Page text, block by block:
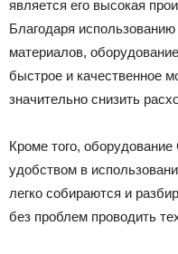
является его высокая
Благодаря
материалов,
быстрое и качественное
значительно снизить
Кроме того, оборудование
удобством в
легко собираются и
без проблем проводить